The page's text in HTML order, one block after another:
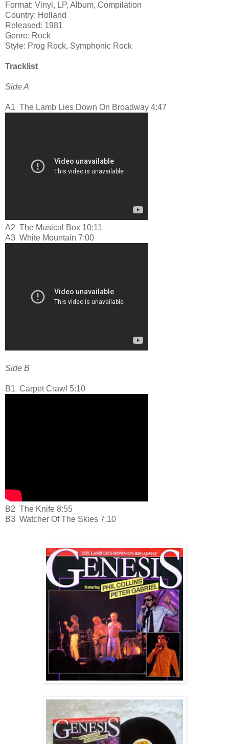
Format: Vinyl, LP, Album, Compilation
Country: Holland
Released: 1981
Genre: Rock
Style: Prog Rock, Symphonic Rock
Tracklist
Side A
A1 The Lamb Lies Down On Broadway 4:47
A2 The Musical Box 10:11
A3 White Mountain 7:00
Side B
B1 Carpet Crawl 5:10
B2 The Knife 8:55
B3 Watcher Of The Skies 7:10